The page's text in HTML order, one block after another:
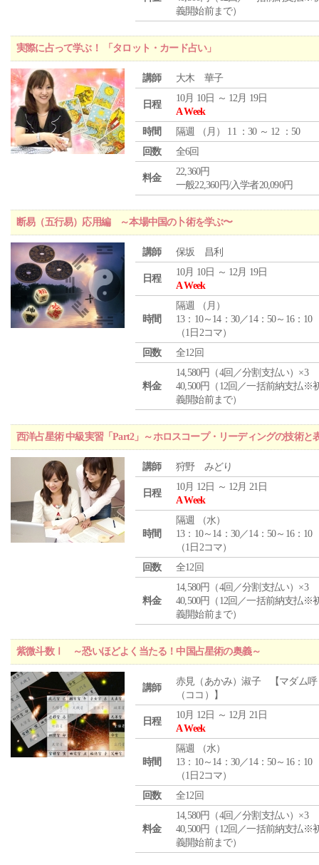
義開始前まで）
実際に占って学ぶ！ 「タロット・カード占い」
講師 大木 華子
日程
10月 10日 ～ 12月 19日
A Week
時間
隔週 （ 月 ） 11 ：30 ～ 12 ：50
回数
全6回
料金
22,360円
一般22,360円/入学者20,090円
断易（五行易）応用編 ～本場中国の卜術を学ぶ〜
講師 保坂 昌利
日程
10月 10日 ～ 12月 19日
A Week
時間
隔週 （ 月 ）
13：10～14：30／14：50～16：10
（1日2コマ）
回数
全12回
料金
14,580円（4回／分割支払い）×3
40,500円（12回／一括前納支払※
義開始前まで）
西洋占星術 中級実習「Part2」～ホロスコープ・リーディングの技術と
講師 狩野 みどり
日程
10月 12日 ～ 12月 21日
A Week
時間
隔週 （水）
13：10～14：30／14：50～16：10
（1日2コマ）
回数
全12回
料金
14,580円（4回／分割支払い）×3
40,500円（12回／一括前納支払※
義開始前まで）
紫微斗数Ⅰ ～恐いほどよく当たる！中国占星術の奥義～
講師
赤見（あかみ）淑子 【マダム呼
（ココ）】
日程
10月 12日 ～ 12月 21日
A Week
時間
隔週 （水）
13：10～14：30／14：50～16：10
（1日2コマ）
回数
全12回
料金
14,580円（4回／分割支払い）×3
40,500円（12回／一括前納支払※
義開始前まで）